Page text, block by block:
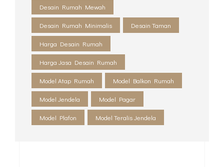
Desain Rumah Mewah
Desain Rumah Minimalis Desain Taman
Harga Desain Rumah
Harga Jasa Desain Rumah
Model Atap Rumah Model Balkon Rumah
Model Jendela Model Pagar
Model Plafon Model Teralis Jendela